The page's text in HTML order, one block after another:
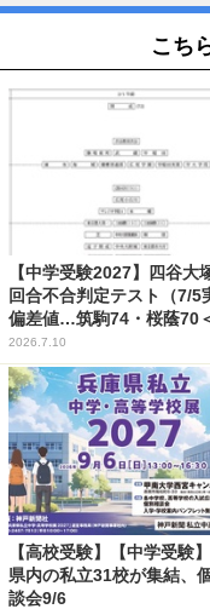
こち
【中学受験2027】四谷大
回合不合判定テスト（7/5
偏差値…筑駒74・桜蔭70
2026.7.10
【高校受験】【中学受験
県内の私立31校が集結、
談会9/6